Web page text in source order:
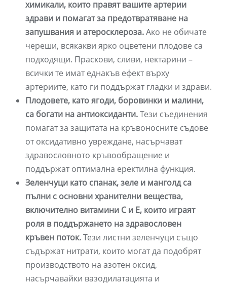
химикали, които правят вашите артерии
здрави и помагат за предотвратяване на
запушвания и атеросклероза.Ако не обичате
череши, всякакви ярко оцветени плодове са
подходящи. Праскови, сливи, нектарини –
всички те имат еднакъв ефект върху
артериите, като ги поддържат гладки и здрави.
Плодовете, като ягоди, боровинки и малини,
са богати на антиоксиданти.Тези съединения
помагат за защитата на кръвоносните съдове
от оксидативно увреждане, насърчават
здравословното кръвообращение и
поддържат оптимална еректилна функция.
Зеленчуци като спанак, зеле и манголд са
пълни с основни хранителни вещества,
включително витамини С и Е, които играят
роля в поддържането на здравословен
кръвен поток.Тези листни зеленчуци също
съдържат нитрати, които могат да подобрят
производството на азотен оксид,
насърчавайки вазодилатацията и